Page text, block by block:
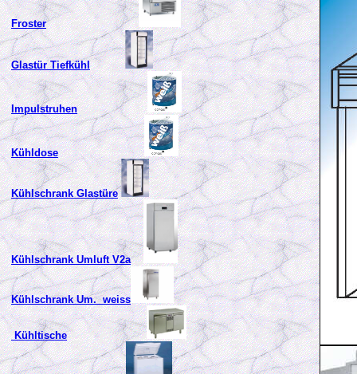
Froster
Glastür Tiefkühl
Impulstruhen
Kühldose
Kühlschrank Glastüre
Kühlschrank Umluft V2a
Kühlschrank Um. weiss
Kühltische